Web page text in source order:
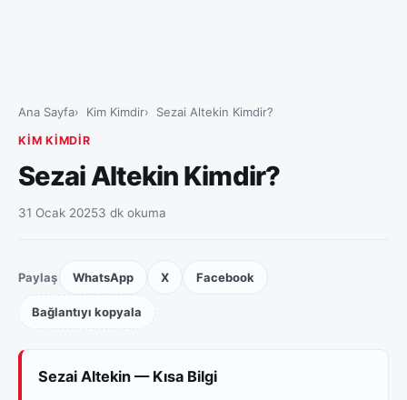
Ana Sayfa Kim Kimdir Sezai Altekin Kimdir?
KIM KIMDIR
Sezai Altekin Kimdir?
31 Ocak 20253 dk okuma
Paylaş WhatsApp X Facebook
Bağlantıyı kopyala
Sezai Altekin — Kısa Bilgi